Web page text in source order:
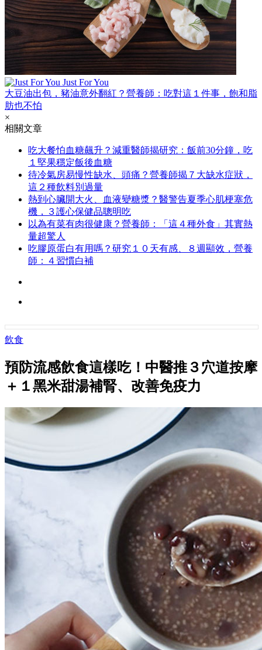
Just For You
大豆油出包，豬油意外翻紅？營養師：吃對這１件事，飽和脂
肪也不怕
×
相關文章
吃大餐怕血糖飆升？減重醫師揭研究：飯前30分鐘，吃
１堅果穩定飯後血糖
待冷氣房易慢性缺水、頭痛？營養師揭７大缺水症狀，
這２種飲料別過量
熱到心臟開大火、血液變糖漿？醫警告夏季心肌梗塞危
機，３護心保健品聰明吃
以為有菜有肉很健康？營養師：「這４種外食」其實熱
量超驚人
吃膠原蛋白有用嗎？研究１０天有感、８週顯效，營養
師：４習慣白補
飲食
預防流感飲食這樣吃！中醫推３穴道按摩
＋１黑米甜湯補腎、改善免疫力